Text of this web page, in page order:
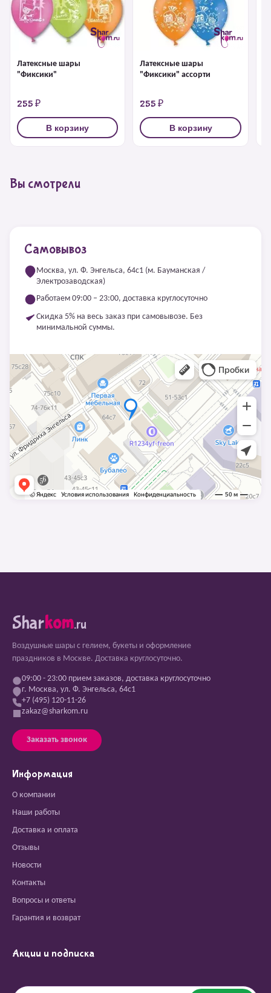
Латексные шары
"Фиксики"
255 ₽
В корзину
Латексные шары
"Фиксики" ассорти
255 ₽
В корзину
Вы смотрели
Самовывоз
Москва, ул. Ф. Энгельса, 64с1 (м. Бауманская /
Электрозаводская)
Работаем 09:00 – 23:00, доставка круглосуточно
Скидка 5% на весь заказ при самовывозе. Без
минимальной суммы.
Sharkom.ru
Воздушные шары с гелием, букеты и оформление
праздников в Москве. Доставка круглосуточно.
09:00 - 23:00 прием заказов, доставка круглосуточно
г. Москва, ул. Ф. Энгельса, 64с1
+7 (495) 120-11-26
zakaz@sharkom.ru
Заказать звонок
Информация
О компании
Наши работы
Доставка и оплата
Отзывы
Новости
Контакты
Вопросы и ответы
Гарантия и возврат
Акции и подписка